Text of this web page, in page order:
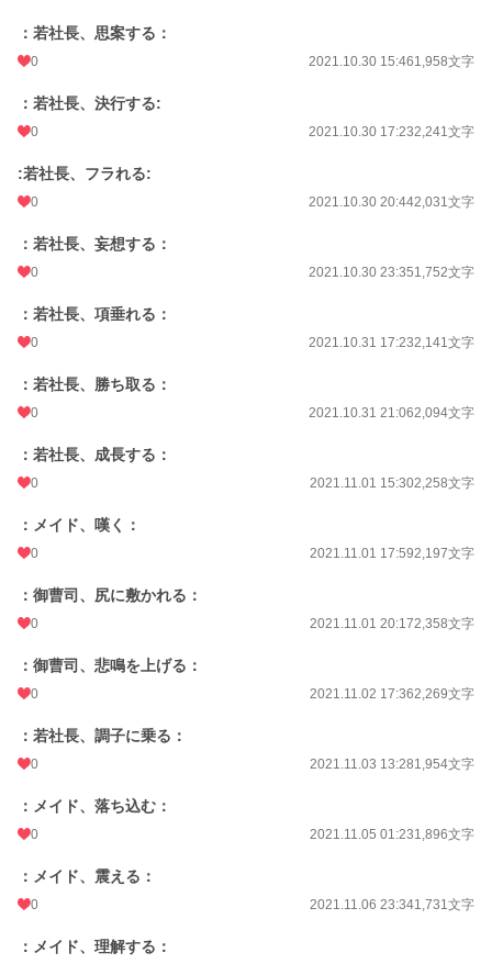
：若社長、思案する：
0 2021.10.30 15:461,958文字
：若社長、決行する:
0 2021.10.30 17:232,241文字
:若社長、フラれる:
0 2021.10.30 20:442,031文字
：若社長、妄想する：
0 2021.10.30 23:351,752文字
：若社長、項垂れる：
0 2021.10.31 17:232,141文字
：若社長、勝ち取る：
0 2021.10.31 21:062,094文字
：若社長、成長する：
0 2021.11.01 15:302,258文字
：メイド、嘆く：
0 2021.11.01 17:592,197文字
：御曹司、尻に敷かれる：
0 2021.11.01 20:172,358文字
：御曹司、悲鳴を上げる：
0 2021.11.02 17:362,269文字
：若社長、調子に乗る：
0 2021.11.03 13:281,954文字
：メイド、落ち込む：
0 2021.11.05 01:231,896文字
：メイド、震える：
0 2021.11.06 23:341,731文字
：メイド、理解する：